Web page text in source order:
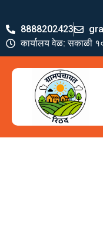
8888202423
कार्यालय वेळ: सकाळी